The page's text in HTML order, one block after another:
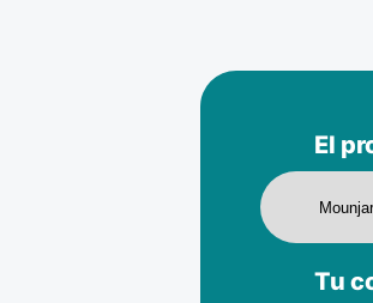
El
Tu